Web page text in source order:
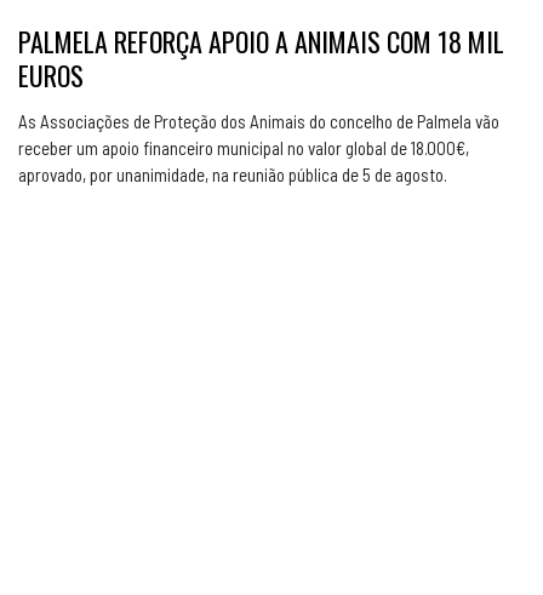
PALMELA REFORÇA APOIO A ANIMAIS COM 18 MIL
EUROS
As Associações de Proteção dos Animais do concelho de Palmela vão
receber um apoio financeiro municipal no valor global de 18.000€,
aprovado, por unanimidade, na reunião pública de 5 de agosto.